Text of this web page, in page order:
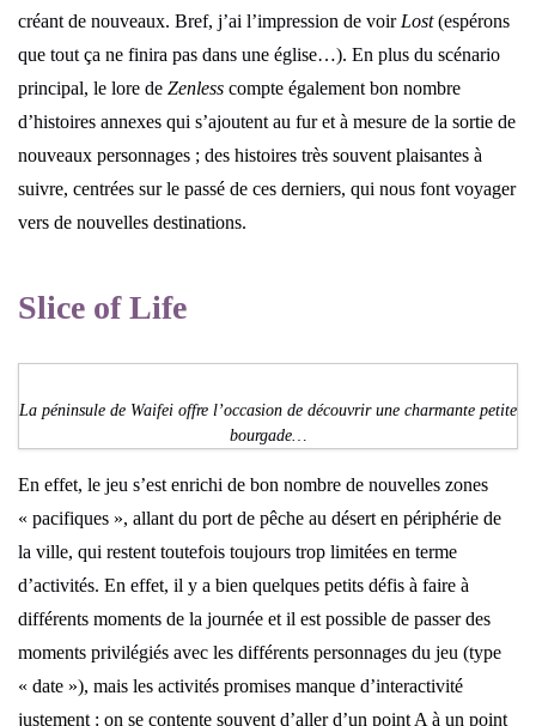
créant de nouveaux. Bref, j’ai l’impression de voir Lost(espérons
que tout ça ne finira pas dans une église…). En plus du scénario
principal, le lore de Zenless compte également bon nombre
d’histoires annexes qui s’ajoutent au fur et à mesure de la sortie de
nouveaux personnages ; des histoires très souvent plaisantes à
suivre, centrées sur le passé de ces derniers, qui nous font voyager
vers de nouvelles destinations.
Slice of Life
La péninsule de Waifei offre l’occasion de découvrir une charmante petite
bourgade…
En effet, le jeu s’est enrichi de bon nombre de nouvelles zones
« pacifiques », allant du port de pêche au désert en périphérie de
la ville, qui restent toutefois toujours trop limitées en terme
d’activités. En effet, il y a bien quelques petits défis à faire à
différents moments de la journée et il est possible de passer des
moments privilégiés avec les différents personnages du jeu (type
« date »), mais les activités promises manque d’interactivité
justement : on se contente souvent d’aller d’un point A à un point